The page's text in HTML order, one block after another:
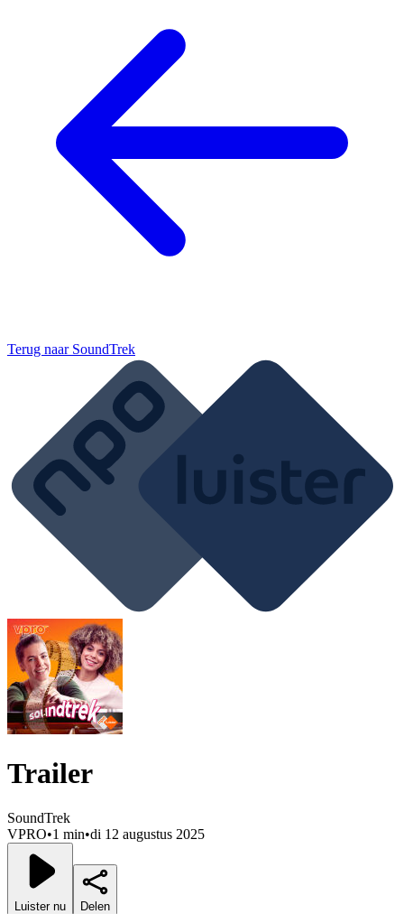
Terug naar SoundTrek
Trailer
SoundTrek
VPRO•1 min•di 12 augustus 2025
Luister nu Delen